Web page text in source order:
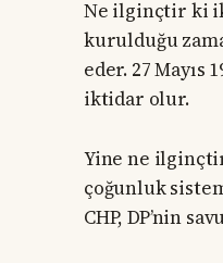
Ne ilginçtir ki
kurulduğu
eder. 27 Mayıs
iktidar olur.
Yine ne
çoğunluk
CHP, DP’nin